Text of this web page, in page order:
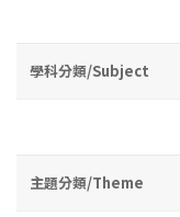
學科分類/Subject
主題分類/Theme